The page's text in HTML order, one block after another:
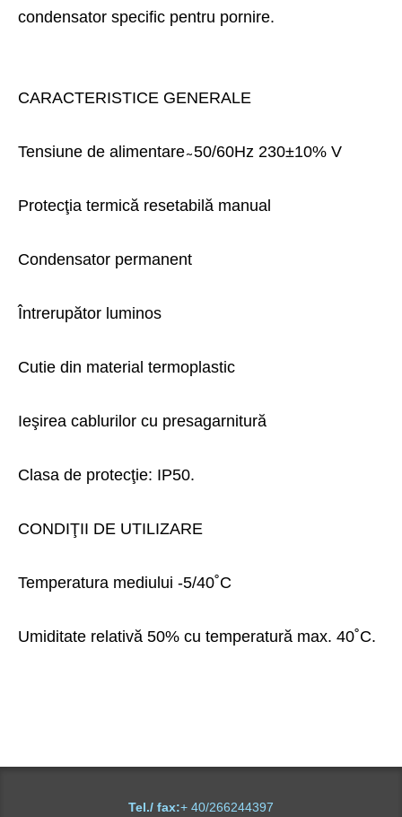
condensator specific pentru pornire.
CARACTERISTICE GENERALE
Tensiune de alimentare ̴ 50/60Hz 230±10% V
Protecţia termică resetabilă manual
Condensator permanent
Întrerupător luminos
Cutie din material termoplastic
Ieşirea cablurilor cu presagarnitură
Clasa de protecţie: IP50.
CONDIŢII DE UTILIZARE
Temperatura mediului -5/40˚C
Umiditate relativă 50% cu temperatură max. 40˚C.
Tel./ fax:+ 40/266244397